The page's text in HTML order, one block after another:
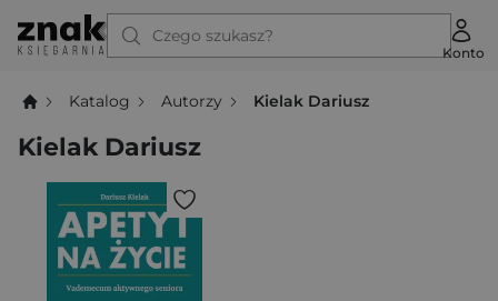
Czego szukasz?
Konto
Katalog Autorzy Kielak Dariusz
Kielak Dariusz